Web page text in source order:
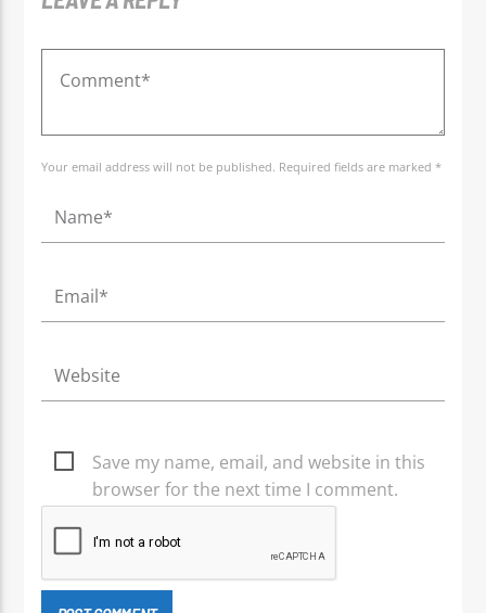
Your email address will not be published. Required fields are marked *
Save my name, email, and website in this
browser for the next time I comment.